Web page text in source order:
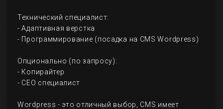
Технический специалист:
- Адаптивная верстка
- Программирование (посадка на CMS Wordpress)
Опционально (по запросу):
- Копирайтер
- СЕО специалист
Wordpress - это отличный выбор, CMS имеет